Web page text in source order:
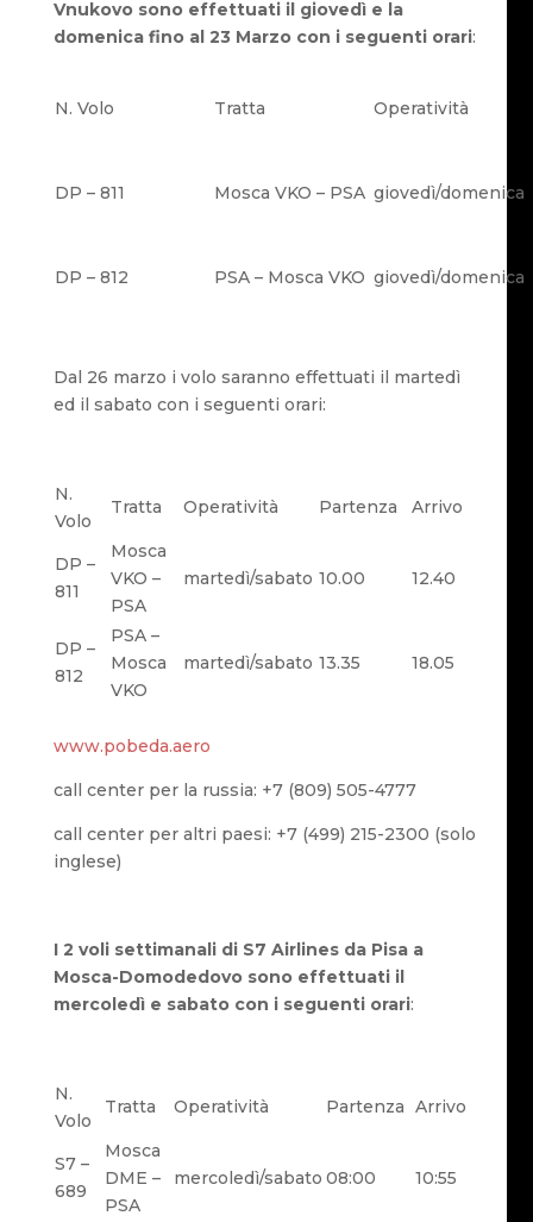
Vnukovo sono effettuati il giovedì e la
domenica fino al 23 Marzo con i seguenti orari:
N. Volo Tratta Operatività
DP – 811 Mosca VKO – PSA giovedì/domenica
DP – 812 PSA – Mosca VKO giovedì/domenica
Dal 26 marzo i volo saranno effettuati il martedì
ed il sabato con i seguenti orari:
N.
Volo
Tratta Operatività Partenza Arrivo
DP –
811
Mosca
VKO –
PSA
martedì/sabato 10.00 12.40
DP –
812
PSA –
Mosca
VKO
martedì/sabato 13.35 18.05
www.pobeda.aero
call center per la russia: +7 (809) 505-4777
call center per altri paesi: +7 (499) 215-2300 (solo
inglese)
I 2 voli settimanali di S7 Airlines da Pisa a
Mosca-Domodedovo sono effettuati il
mercoledì e sabato con i seguenti orari:
N.
Volo
Tratta Operatività Partenza Arrivo
S7 –
689
Mosca
DME –
PSA
mercoledì/sabato 08:00 10:55